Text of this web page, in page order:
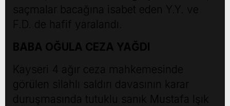
saçmalar bacağına isabet eden Y.Y. ve
F.D. de hafif yaralandı.
BABA OĞULA CEZA YAĞDI
Kayseri 4 ağır ceza mahkemesinde
görülen silahlı saldırı davasının karar
duruşmasında tutuklu sanık Mustafa Işık